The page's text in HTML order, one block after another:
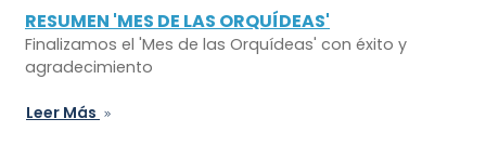
RESUMEN 'MES DE LAS ORQUÍDEAS'
Finalizamos el 'Mes de las Orquídeas' con éxito y
agradecimiento
Leer Más